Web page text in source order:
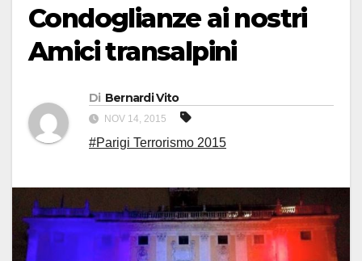
Condoglianze ai nostri
Amici transalpini
Di Bernardi Vito
NOV 14, 2015
#Parigi Terrorismo 2015